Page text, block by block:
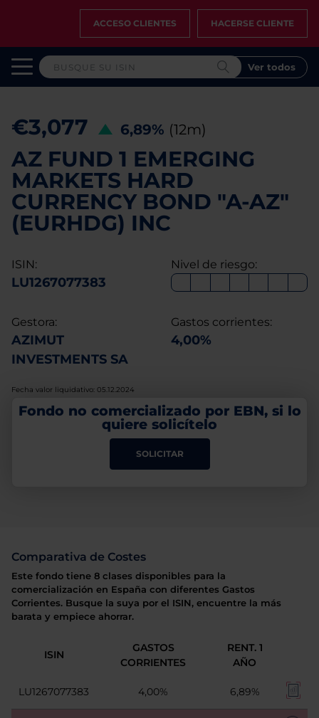
ACCESO CLIENTES HACERSE CLIENTE
Ver todos
€3,077 6,89% (12m)
AZ FUND 1 EMERGING
MARKETS HARD
CURRENCY BOND "A-AZ"
(EURHDG) INC
ISIN:
LU1267077383
Nivel de riesgo:
Gestora:
AZIMUT
INVESTMENTS SA
Gastos corrientes:
4,00%
Fecha valor liquidativo: 05.12.2024
Fondo no comercializado por EBN, si lo
quiere solicítelo
SOLICITAR
Comparativa de Costes
Este fondo tiene 8 clases disponibles para la
comercialización en España con diferentes Gastos
Corrientes. Busque la suya por el ISIN, encuentre la más
barata y empiece ahorrar.
ISIN
GASTOS
CORRIENTES
RENT. 1
AÑO
LU1267077383 4,00% 6,89%